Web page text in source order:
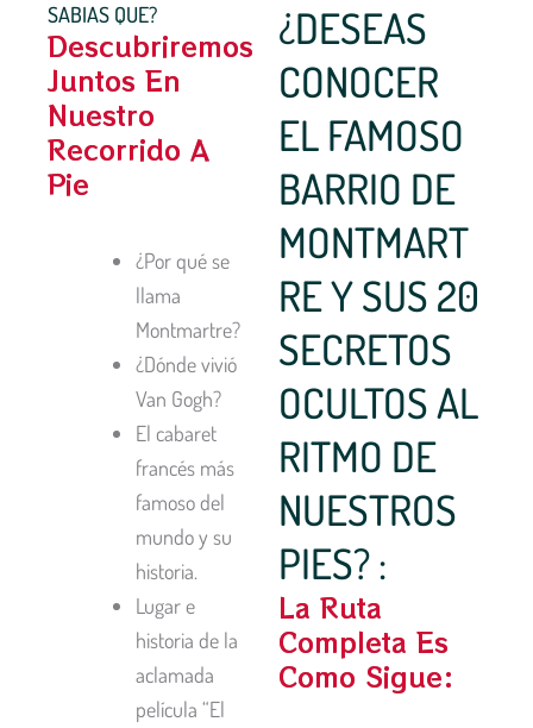
SABIAS QUE?
Descubriremos
Juntos En
Nuestro
Recorrido A
Pie
¿Por qué se
llama
Montmartre?
¿Dónde vivió
Van Gogh?
El cabaret
francés más
famoso del
mundo y su
historia.
Lugar e
historia de la
aclamada
película “El
¿DESEAS
CONOCER
EL FAMOSO
BARRIO DE
MONTMART
RE Y SUS 20
SECRETOS
OCULTOS AL
RITMO DE
NUESTROS
PIES? :
La Ruta
Completa Es
Como Sigue: